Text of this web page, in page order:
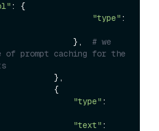
: {
"type"
                            },
# we
of prompt caching for the
"type"
"text" :